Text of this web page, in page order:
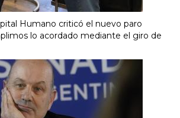
Humano criticó el nuevo paro
lo acordado mediante el giro de